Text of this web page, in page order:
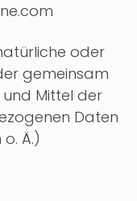
oder
gemeinsam
Mittel der
Daten
Ä.)